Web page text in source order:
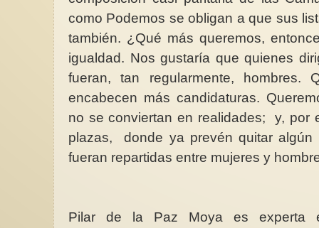
como Podemos se obligan a que sus
también. ¿Qué más queremos,
igualdad. Nos gustaría que quienes
fueran, tan regularmente, hombres.
encabecen más candidaturas.
no se conviertan en realidades; y, por
plazas, donde ya prevén quitar algún
fueran repartidas entre mujeres y
Pilar de la Paz Moya es experta